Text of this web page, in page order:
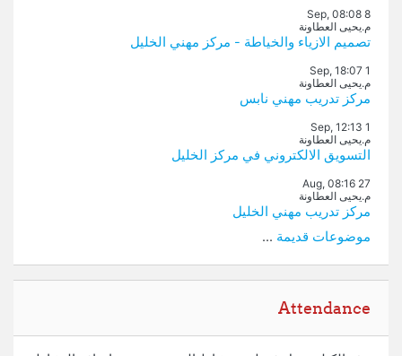
8 Sep, 08:08
م.يحيى العطاونة
تصميم الازياء والخياطة - مركز مهني الخليل
1 Sep, 18:07
م.يحيى العطاونة
مركز تدريب مهني نابس
1 Sep, 12:13
م.يحيى العطاونة
التسويق الالكتروني في مركز الخليل
27 Aug, 08:16
م.يحيى العطاونة
مركز تدريب مهني الخليل
موضوعات قديمة ...
Attendance